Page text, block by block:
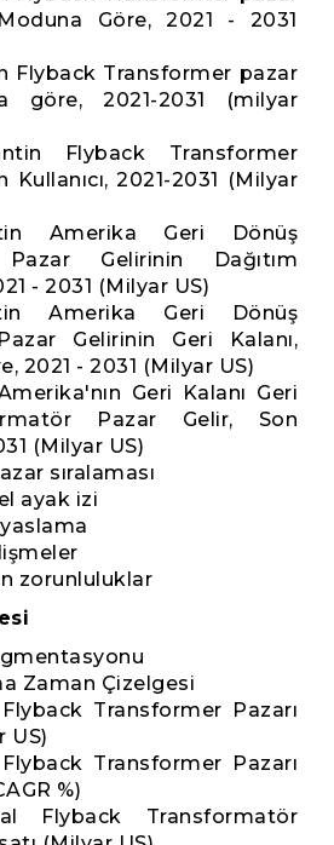
Göre, 2021 - 2031
Flyback Transformer pazar
göre, 2021-2031 (milyar
Flyback Transformer
Kullanıcı, 2021-2031 (Milyar
Amerika Geri Dönüş
Gelirinin Dağıtım
- 2031 (Milyar US)
Amerika Geri Dönüş
Gelirinin Geri Kalanı,
2021 - 2031 (Milyar US)
Geri Kalanı Geri
Pazar Gelir, Son
(Milyar US)
sıralaması
ayak izi
zorunluluklar
Zaman Çizelgesi
Transformer Pazarı
US)
Transformer Pazarı
%)
Flyback Transformatör